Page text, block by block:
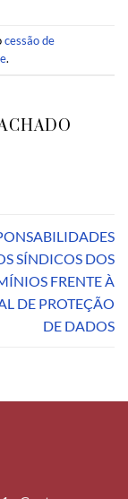
cessão de
.
SÍNDICOS DOS
FRENTE À
DE PROTEÇÃO
DE DADOS